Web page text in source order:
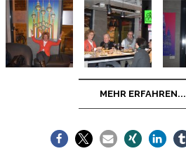
MEHR ERFAHREN...